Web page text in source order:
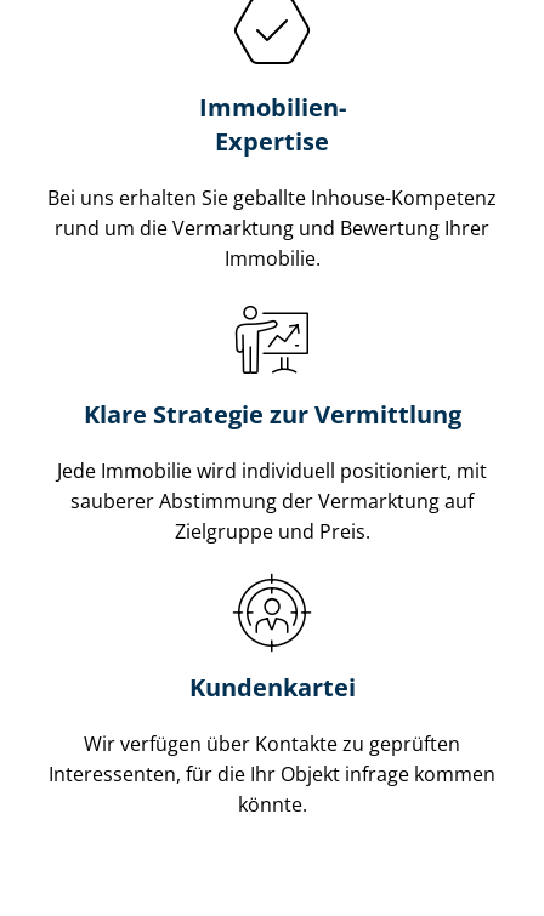
Immobilien-
Expertise
Bei uns erhalten Sie geballte Inhouse-Kompetenz
rund um die Vermarktung und Bewertung Ihrer
Immobilie.
Klare Strategie zur Vermittlung
Jede Immobilie wird individuell positioniert, mit
sauberer Abstimmung der Vermarktung auf
Zielgruppe und Preis.
Kundenkartei
Wir verfügen über Kontakte zu geprüften
Interessenten, für die Ihr Objekt infrage kommen
könnte.